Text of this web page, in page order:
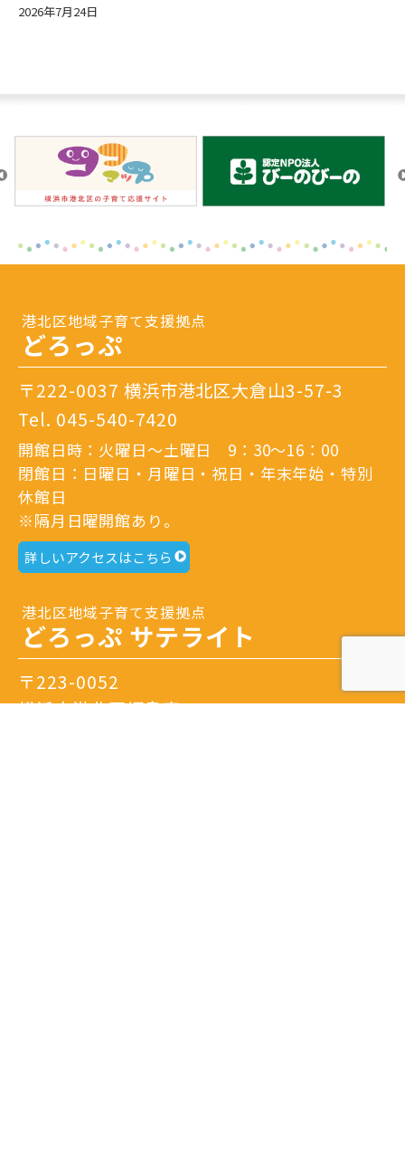
2026年7月24日
港北区地域子育て支援拠点
どろっぷ
〒222-0037 横浜市港北区大倉山3-57-3
Tel. 045-540-7420
開館日時：火曜日～土曜日 9：30～16：00
閉館日：日曜日・月曜日・祝日・年末年始・特別
休館日
※隔月日曜開館あり。
詳しいアクセスはこちら
港北区地域子育て支援拠点
どろっぷ サテライト
〒223-0052
横浜市港北区綱島東3-1-7